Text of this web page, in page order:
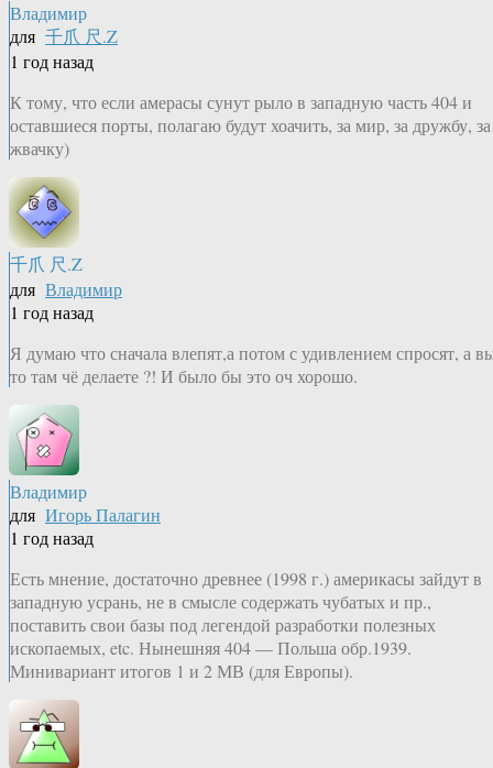
Владимир
для 千爪 尺.Z
1 год назад
К тому, что если амерасы сунут рыло в западную часть 404 и
оставшиеся порты, полагаю будут хоачить, за мир, за дружбу, за
жвачку)
千爪 尺.Z
для Владимир
1 год назад
Я думаю что сначала влепят,а потом с удивлением спросят, а
то там чё делаете ?! И было бы это оч хорошо.
Владимир
для Игорь Палагин
1 год назад
Есть мнение, достаточно древнее (1998 г.) америкасы зайдут в
западную усрань, не в смысле содержать чубатых и пр.,
поставить свои базы под легендой разработки полезных
ископаемых, etc. Нынешняя 404 — Польша обр.1939.
Минивариант итогов 1 и 2 МВ (для Европы).